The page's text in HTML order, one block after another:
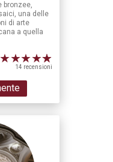
bronzee,
una delle
di arte
a quella
★★★★☆
★
14 recensioni